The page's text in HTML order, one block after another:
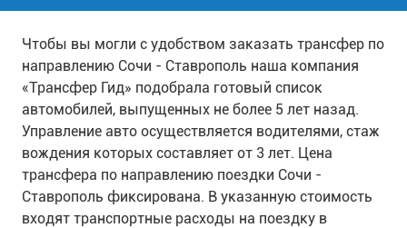
Чтобы вы могли с удобством заказать трансфер по
направлению Сочи - Ставрополь наша компания
«Трансфер Гид» подобрала готовый список
автомобилей, выпущенных не более 5 лет назад.
Управление авто осуществляется водителями, стаж
вождения которых составляет от 3 лет. Цена
трансфера по направлению поездки Сочи -
Ставрополь фиксирована. В указанную стоимость
входят транспортные расходы на поездку в